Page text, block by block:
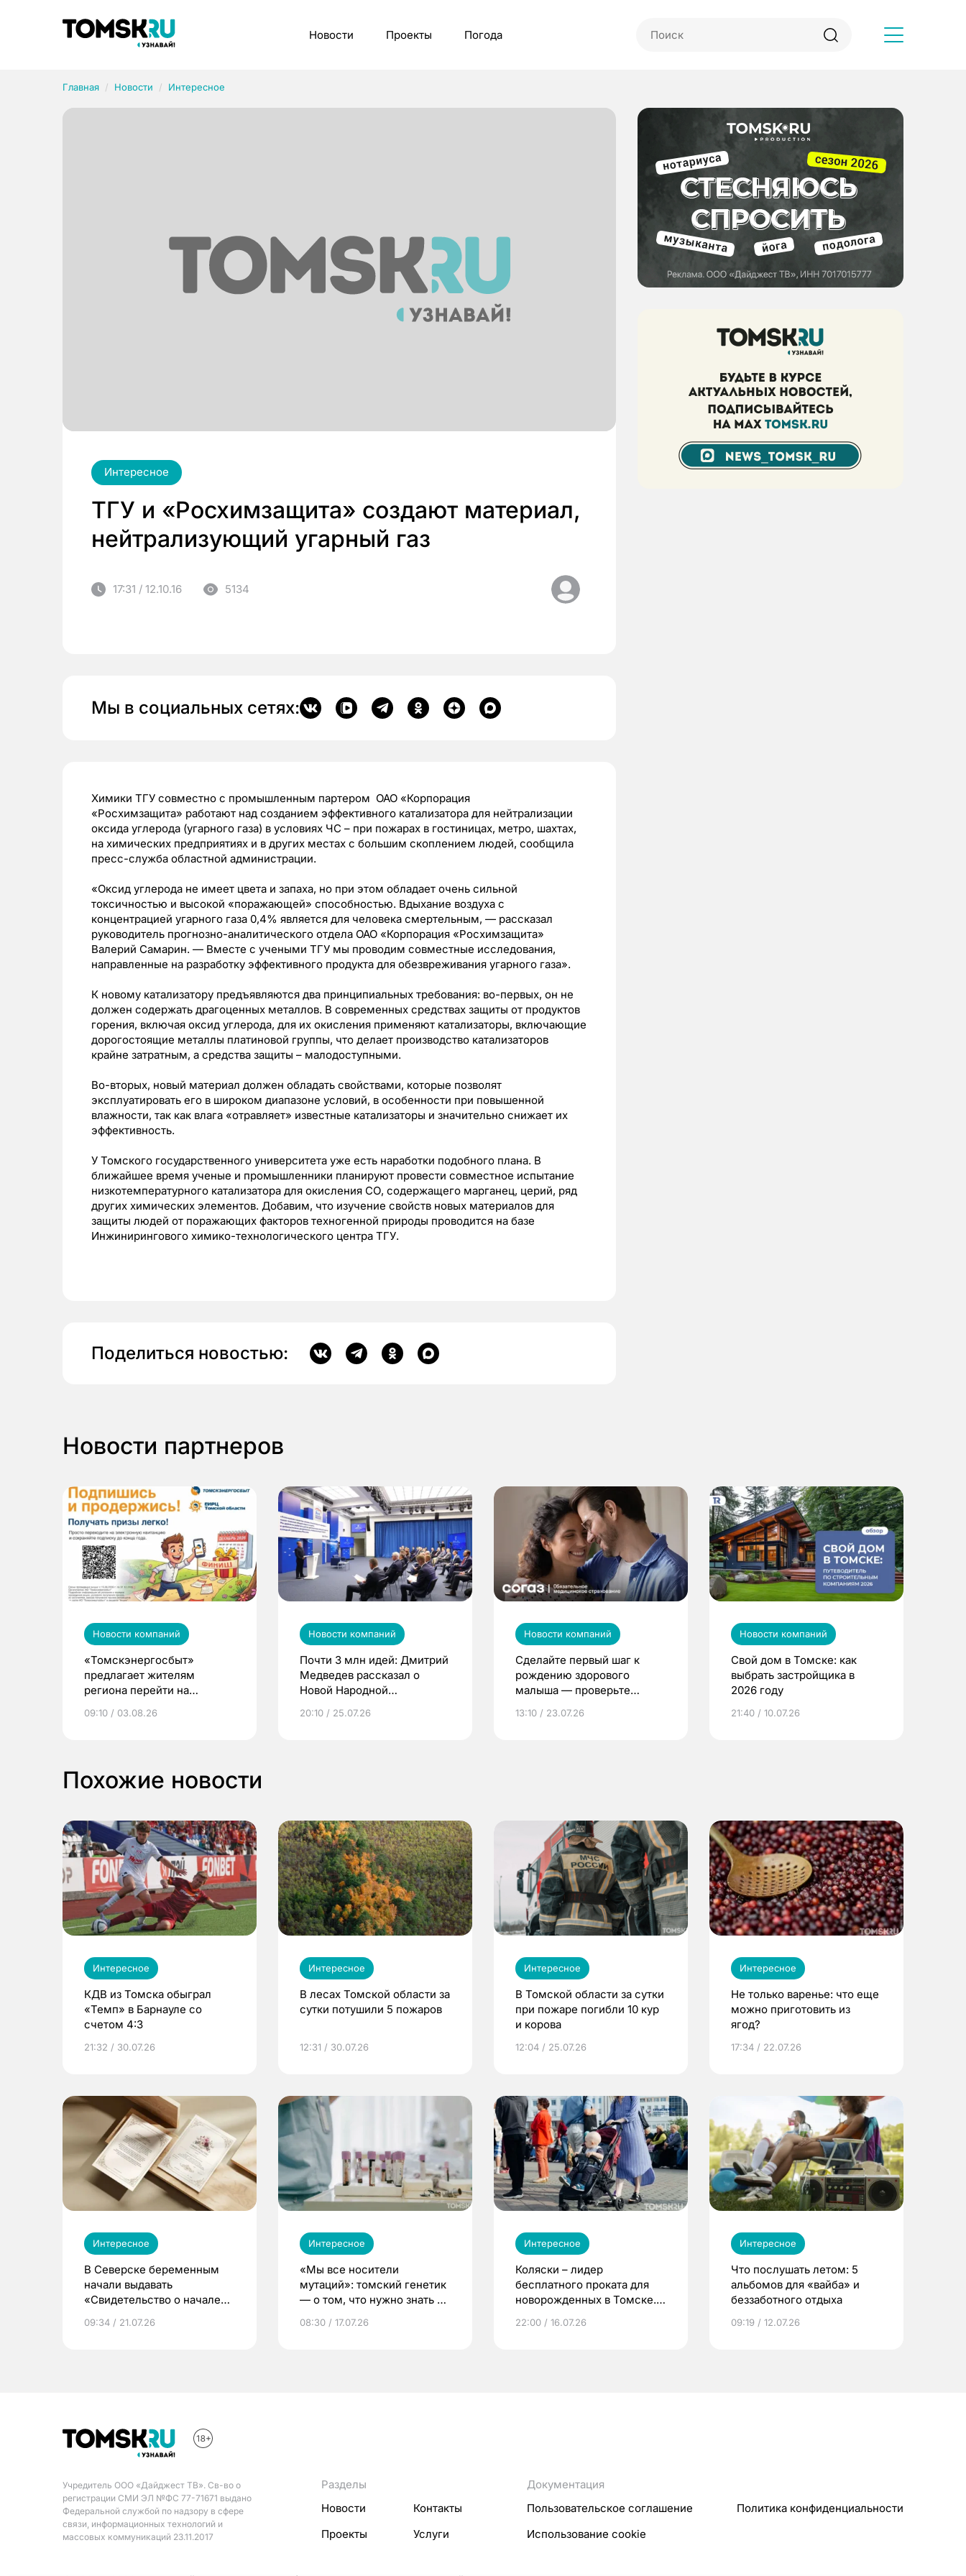
Новости Проекты Погода
Главная Новости Интересное
Интересное
ТГУ и «Росхимзащита» создают материал,
нейтрализующий угарный газ
17:31 / 12.10.16 5134
Мы в социальных сетях:
Химики ТГУ совместно с промышленным партером ОАО «Корпорация
«Росхимзащита» работают над созданием эффективного катализатора для нейтрализации
оксида углерода (угарного газа) в условиях ЧС – при пожарах в гостиницах, метро, шахтах,
на химических предприятиях и в других местах с большим скоплением людей, сообщила
пресс-служба областной администрации.
«Оксид углерода не имеет цвета и запаха, но при этом обладает очень сильной
токсичностью и высокой «поражающей» способностью. Вдыхание воздуха с
концентрацией угарного газа 0,4% является для человека смертельным, — рассказал
руководитель прогнозно-аналитического отдела ОАО «Корпорация «Росхимзащита»
Валерий Самарин. — Вместе с учеными ТГУ мы проводим совместные исследования,
направленные на разработку эффективного продукта для обезвреживания угарного газа».
К новому катализатору предъявляются два принципиальных требования: во-первых, он не
должен содержать драгоценных металлов. В современных средствах защиты от продуктов
горения, включая оксид углерода, для их окисления применяют катализаторы, включающие
дорогостоящие металлы платиновой группы, что делает производство катализаторов
крайне затратным, а средства защиты – малодоступными.
Во-вторых, новый материал должен обладать свойствами, которые позволят
эксплуатировать его в широком диапазоне условий, в особенности при повышенной
влажности, так как влага «отравляет» известные катализаторы и значительно снижает их
эффективность.
У Томского государственного университета уже есть наработки подобного плана. В
ближайшее время ученые и промышленники планируют провести совместное испытание
низкотемпературного катализатора для окисления СО, содержащего марганец, церий, ряд
других химических элементов. Добавим, что изучение свойств новых материалов для
защиты людей от поражающих факторов техногенной природы проводится на базе
Инжинирингового химико-технологического центра ТГУ.
Поделиться новостью:
Новости партнеров
Новости компаний
«Томскэнергосбыт»
предлагает жителям
региона перейти на
выиграть призы
09:10 / 03.08.26
Новости компаний
Почти 3 млн идей: Дмитрий
Медведев рассказал о
Новой Народной
20:10 / 25.07.26
Новости компаний
Сделайте первый шаг к
рождению здорового
малыша — проверьте
по ОМС!
13:10 / 23.07.26
Новости компаний
Свой дом в Томске: как
выбрать застройщика в
2026 году
21:40 / 10.07.26
Похожие новости
Интересное
КДВ из Томска обыграл
«Темп» в Барнауле со
счетом 4:3
21:32 / 30.07.26
Интересное
В лесах Томской области за
сутки потушили 5 пожаров
12:31 / 30.07.26
Интересное
В Томской области за сутки
при пожаре погибли 10 кур
и корова
12:04 / 25.07.26
Интересное
Не только варенье: что еще
можно приготовить из
ягод?
17:34 / 22.07.26
Интересное
В Северске беременным
начали выдавать
«Свидетельство о начале
09:34 / 21.07.26
Интересное
«Мы все носители
мутаций»: томский генетик
— о том, что нужно знать до
08:30 / 17.07.26
Интересное
Коляски – лидер
бесплатного проката для
новорожденных в Томске.
22:00 / 16.07.26
Интересное
Что послушать летом: 5
альбомов для «вайба» и
беззаботного отдыха
09:19 / 12.07.26
Учредитель ООО «Дайджест ТВ». Св-во о
регистрации СМИ ЭЛ №ФС 77-71671 выдано
Федеральной службой по надзору в сфере
связи, информационных технологий и
массовых коммуникаций 23.11.2017
Разделы
Новости
Контакты
Проекты
Услуги
Документация
Пользовательское соглашение
Политика конфиденциальности
Использование cookie
Рубрики